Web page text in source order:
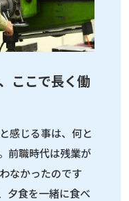
ここで長く働
感じる事は、何と
前職時代は残業が
なかったのです
夕食を一緒に食べ